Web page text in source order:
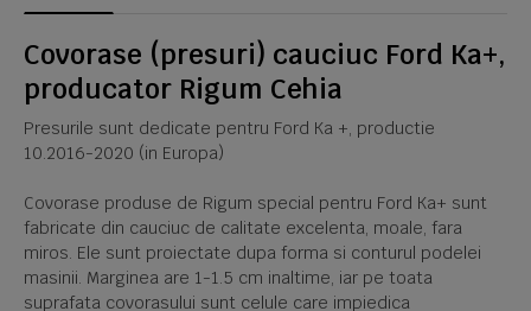
Covorase (presuri) cauciuc Ford Ka+,
producator Rigum Cehia
Presurile sunt dedicate pentru Ford Ka +, productie
10.2016-2020 (in Europa)
Covorase produse de Rigum special pentru Ford Ka+ sunt
fabricate din cauciuc de calitate excelenta, moale, fara
miros. Ele sunt proiectate dupa forma si conturul podelei
masinii. Marginea are 1-1.5 cm inaltime, iar pe toata
suprafata covorasului sunt celule care impiedica